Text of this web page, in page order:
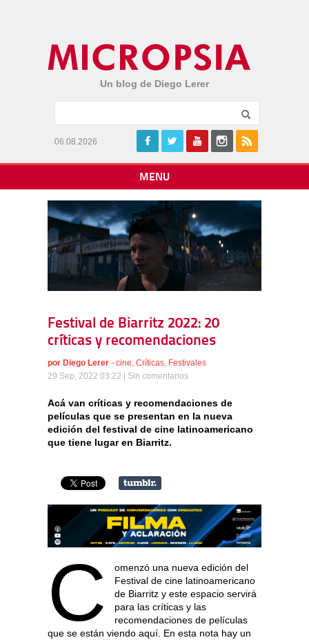
Un blog de Diego Lerer
06.08.2026
MENU
Festival de Biarritz 2022: 20
críticas y recomendaciones
por Diego Lerer - cine, Críticas, Festivales
29 Sep, 2022 03:22 | Sin comentarios
Acá van críticas y recomendaciones de
películas que se presentan en la nueva
edición del festival de cine latinoamericano
que tiene lugar en Biarritz.
C
omenzó una nueva edición del
Festival de cine latinoamericano
de Biarritz y este espacio servirá
para las críticas y las
recomendaciones de películas
que se están viendo aquí. En esta nota hay un